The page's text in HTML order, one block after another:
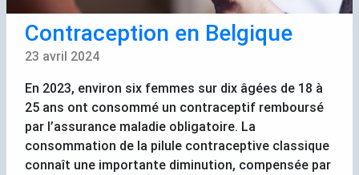
Contraception en Belgique
23 avril 2024
En 2023, environ six femmes sur dix âgées de 18 à
25 ans ont consommé un contraceptif remboursé
par l’assurance maladie obligatoire. La
consommation de la pilule contraceptive classique
connaît une importante diminution, compensée par